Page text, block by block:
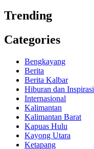
Trending
Categories
Bengkayang
Berita
Berita Kalbar
Hiburan dan Inspirasi
Internasional
Kalimantan
Kalimantan Barat
Kapuas Hulu
Kayong Utara
Ketapang